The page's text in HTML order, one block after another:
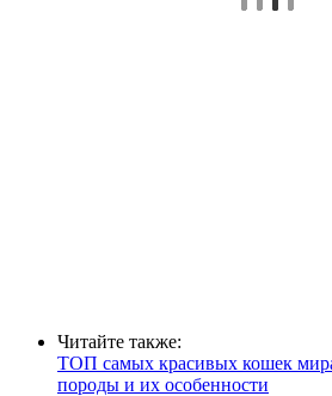
Читайте также:
ТОП самых красивых кошек
породы и их особенности